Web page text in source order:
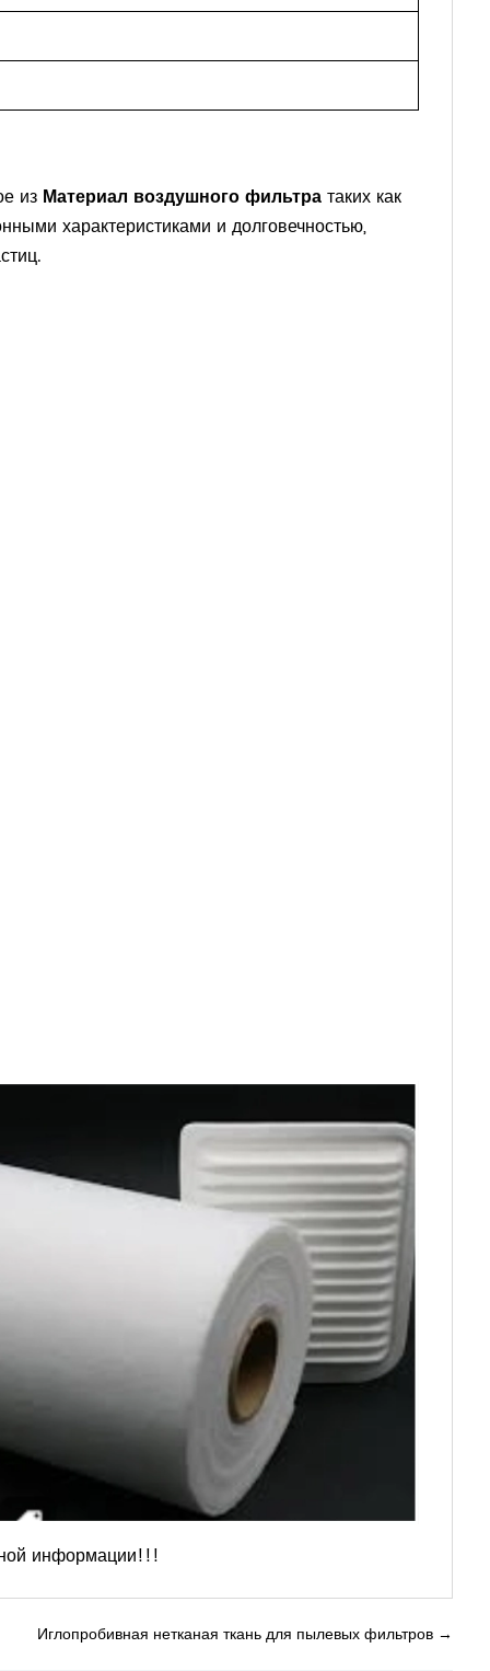
из Материал воздушного фильтратаких как
характеристиками и долговечностью,
информации!!!
Иглопробивная нетканая ткань для пылевых фильтров →